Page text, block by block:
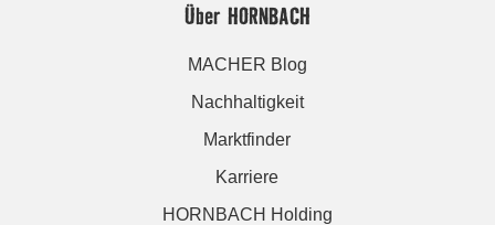
Über HORNBACH
MACHER Blog
Nachhaltigkeit
Marktfinder
Karriere
HORNBACH Holding